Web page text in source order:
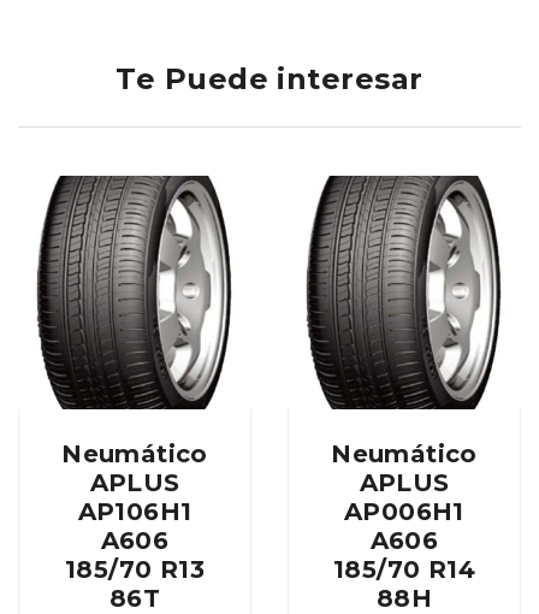
Te Puede interesar
Neumático
APLUS
AP106H1
A606
185/70 R13
86T
Neumático
APLUS
AP006H1
A606
185/70 R14
88H